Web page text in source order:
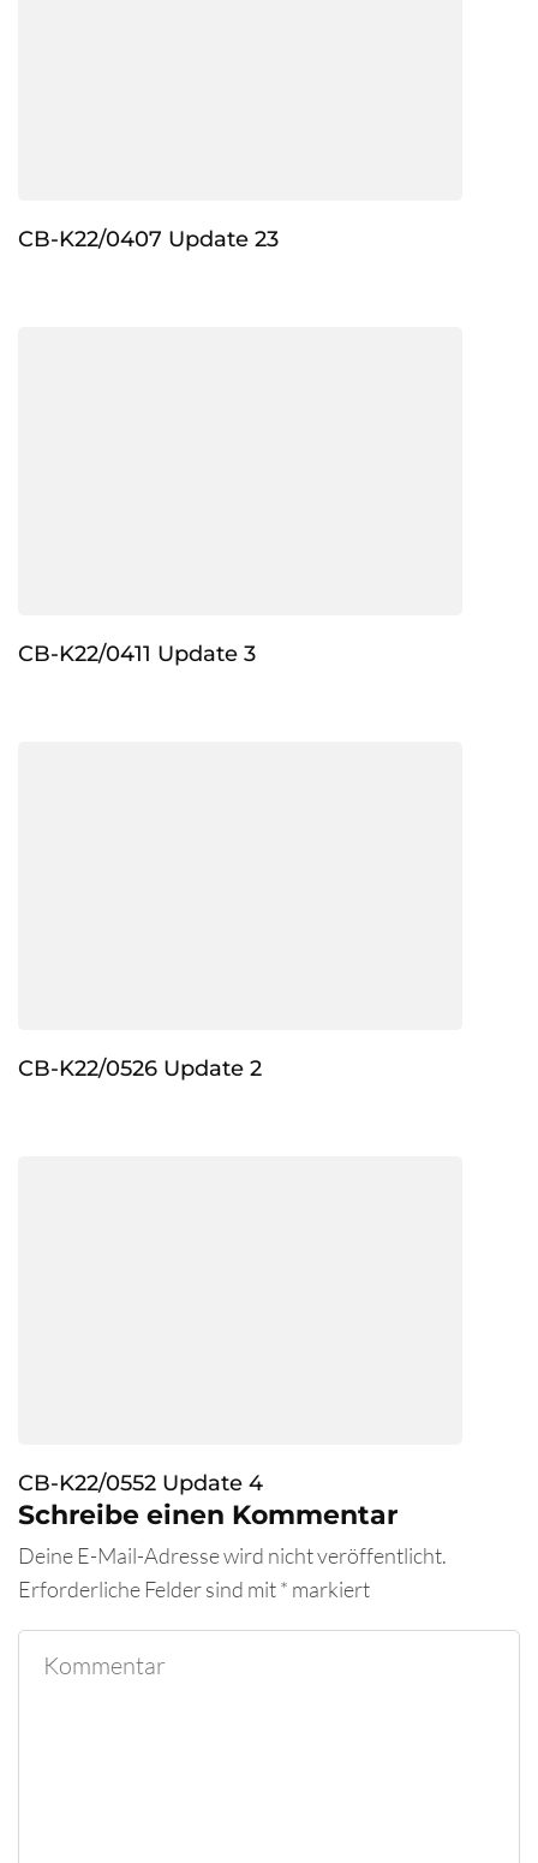
CB-K22/0407 Update 23
CB-K22/0411 Update 3
CB-K22/0526 Update 2
CB-K22/0552 Update 4
Schreibe einen Kommentar
Deine E-Mail-Adresse wird nicht veröffentlicht.
Erforderliche Felder sind mit* markiert